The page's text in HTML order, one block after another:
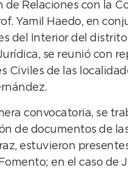
de Relaciones con la
Yamil Haedo, en
del Interior del
se reunió con
Civiles de las
convocatoria, se
de documentos de
estuvieron
en el caso de